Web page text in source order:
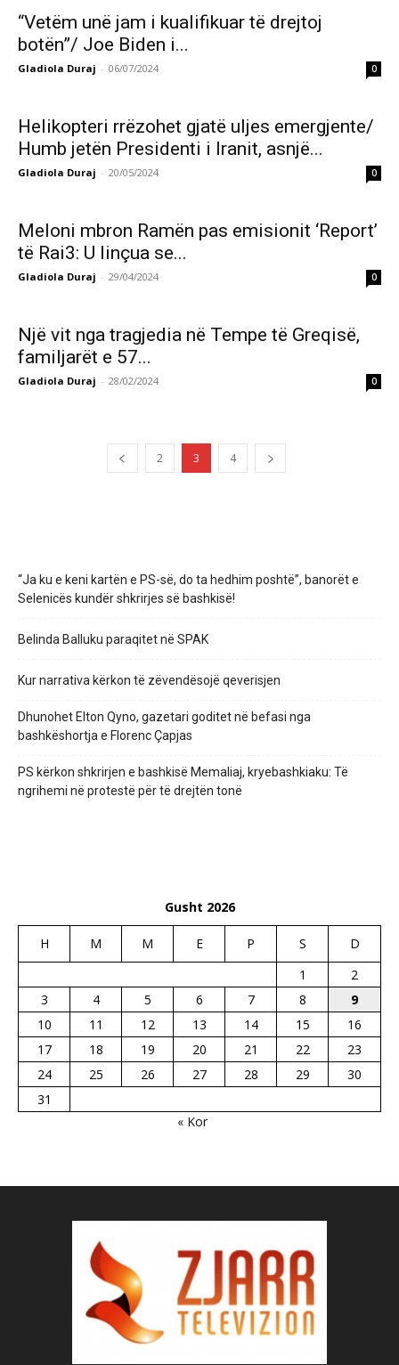
“Vetëm unë jam i kualifikuar të drejtoj
botën”/ Joe Biden i...
Gladiola Duraj - 06/07/2024 0
Helikopteri rrëzohet gjatë uljes emergjente/
Humb jetën Presidenti i Iranit, asnjë...
Gladiola Duraj - 20/05/2024 0
Meloni mbron Ramën pas emisionit ‘Report’
të Rai3: U linçua se...
Gladiola Duraj - 29/04/2024 0
Një vit nga tragjedia në Tempe të Greqisë,
familjarët e 57...
Gladiola Duraj - 28/02/2024 0
2 3 4
“Ja ku e keni kartën e PS-së, do ta hedhim poshtë”, banorët e
Selenicës kundër shkrirjes së bashkisë!
Belinda Balluku paraqitet në SPAK
Kur narrativa kërkon të zëvendësojë qeverisjen
Dhunohet Elton Qyno, gazetari goditet në befasi nga
bashkëshortja e Florenc Çapjas
PS kërkon shkrirjen e bashkisë Memaliaj, kryebashkiaku: Të
ngrihemi në protestë për të drejtën tonë
Gusht 2026
H M M E P S
D
1
2
3
4 5 6 7 8
9
10
11 12 13 14 15
16
17
18 19 20 21 22
23
24
25 26 27 28 29
30
31
« Kor